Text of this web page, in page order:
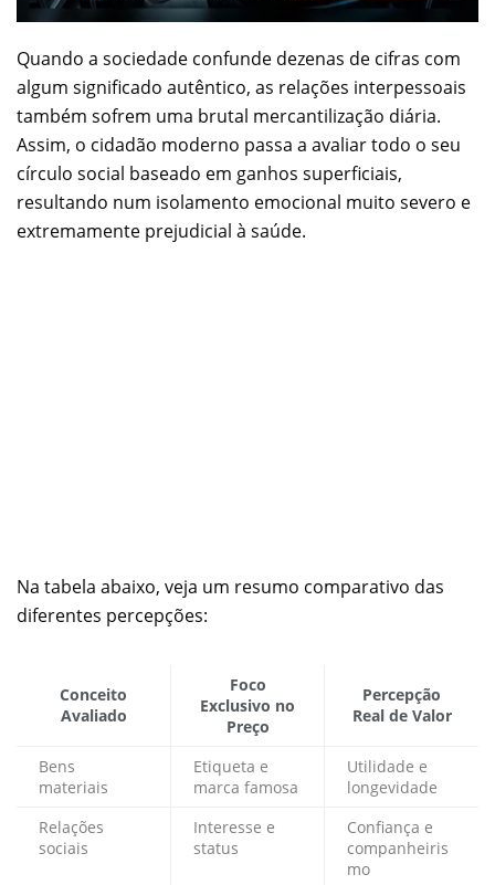
Quando a sociedade confunde dezenas de cifras com
algum significado autêntico, as relações interpessoais
também sofrem uma brutal mercantilização diária.
Assim, o cidadão moderno passa a avaliar todo o seu
círculo social baseado em ganhos superficiais,
resultando num isolamento emocional muito severo e
extremamente prejudicial à saúde.
Na tabela abaixo, veja um resumo comparativo das
diferentes percepções:
Conceito
Avaliado
Foco
Exclusivo no
Preço
Percepção
Real de Valor
Bens
materiais
Etiqueta e
marca famosa
Utilidade e
longevidade
Relações
sociais
Interesse e
status
Confiança e
companheiris
mo